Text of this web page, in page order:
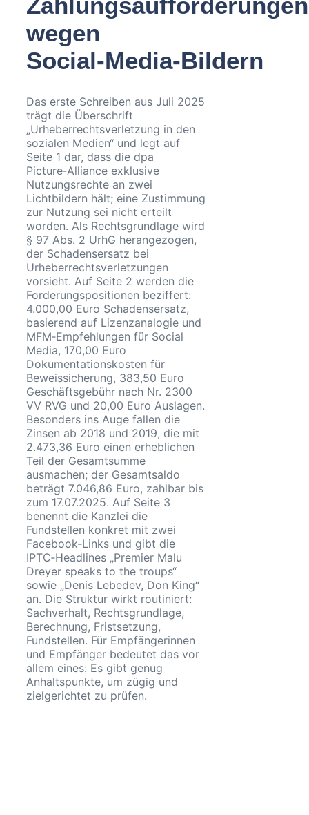
wegen
Social‑Media‑Bildern
Das erste Schreiben aus Juli 2025
trägt die Überschrift
„Urheberrechtsverletzung in den
sozialen Medien“ und legt auf
Seite 1 dar, dass die dpa
Picture‑Alliance exklusive
Nutzungsrechte an zwei
Lichtbildern hält; eine Zustimmung
zur Nutzung sei nicht erteilt
worden. Als Rechtsgrundlage wird
§ 97 Abs. 2 UrhG herangezogen,
der Schadensersatz bei
Urheberrechtsverletzungen
vorsieht. Auf Seite 2 werden die
Forderungspositionen beziffert:
4.000,00 Euro Schadensersatz,
basierend auf Lizenzanalogie und
MFM‑Empfehlungen für Social
Media, 170,00 Euro
Dokumentationskosten für
Beweissicherung, 383,50 Euro
Geschäftsgebühr nach Nr. 2300
VV RVG und 20,00 Euro Auslagen.
Besonders ins Auge fallen die
Zinsen ab 2018 und 2019, die mit
2.473,36 Euro einen erheblichen
Teil der Gesamtsumme
ausmachen; der Gesamtsaldo
beträgt 7.046,86 Euro, zahlbar bis
zum 17.07.2025. Auf Seite 3
benennt die Kanzlei die
Fundstellen konkret mit zwei
Facebook‑Links und gibt die
IPTC‑Headlines „Premier Malu
Dreyer speaks to the troups“
sowie „Denis Lebedev, Don King“
an. Die Struktur wirkt routiniert:
Sachverhalt, Rechtsgrundlage,
Berechnung, Fristsetzung,
Fundstellen. Für Empfängerinnen
und Empfänger bedeutet das vor
allem eines: Es gibt genug
Anhaltspunkte, um zügig und
zielgerichtet zu prüfen.